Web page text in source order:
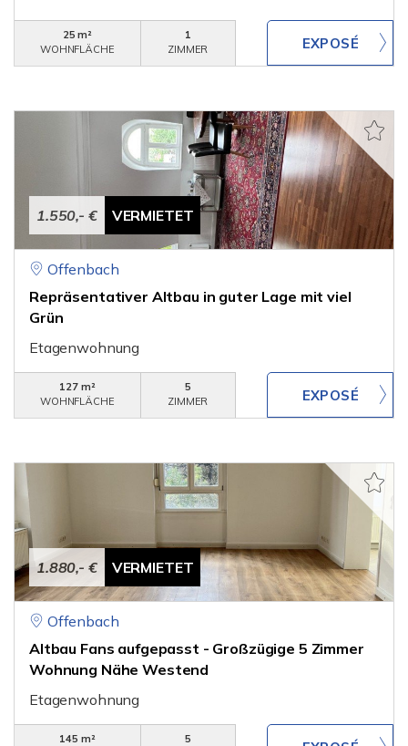
25 m²
WOHNFLÄCHE
1
ZIMMER
1.550,- € VERMIETET
Offenbach
Repräsentativer Altbau in guter Lage mit viel
Grün
Etagenwohnung
127 m²
WOHNFLÄCHE
5
ZIMMER
1.880,- € VERMIETET
Offenbach
Altbau Fans aufgepasst - Großzügige 5 Zimmer
Wohnung Nähe Westend
Etagenwohnung
145 m²
5